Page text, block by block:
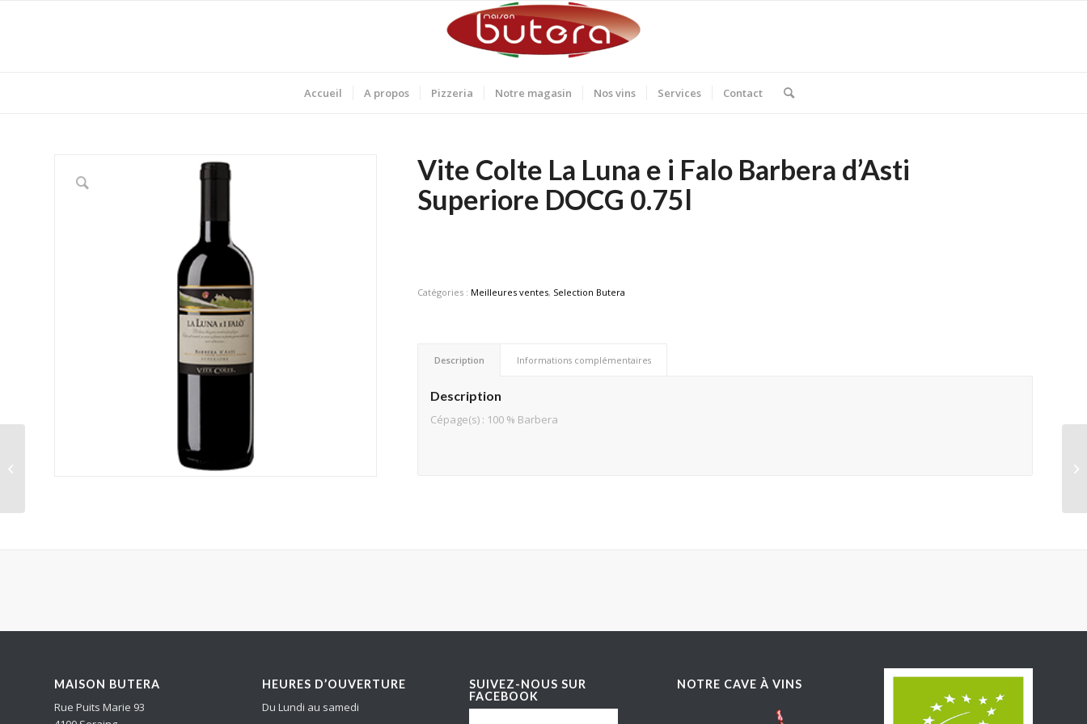
Accueil A propos Pizzeria Notre magasin Nos vins Services Contact
Vite Colte La Luna e i Falo Barbera d’Asti
Superiore DOCG 0.75l
Catégories : Meilleures ventes, Selection Butera
Description Informations complémentaires
Description
Cépage(s) : 100 % Barbera
MAISON BUTERA
Rue Puits Marie 93
HEURES D’OUVERTURE
Du Lundi au samedi
SUIVEZ-NOUS SUR
FACEBOOK
NOTRE CAVE À VINS